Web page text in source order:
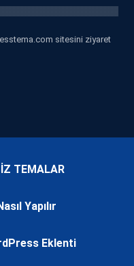
sitesini ziyaret
TEMALAR
Yapılır
Eklenti